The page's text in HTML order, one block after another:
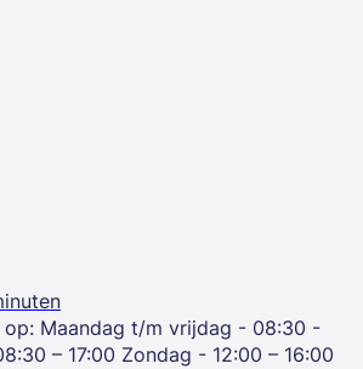
op: Maandag t/m vrijdag - 08:30 -
– 17:00 Zondag - 12:00 – 16:00